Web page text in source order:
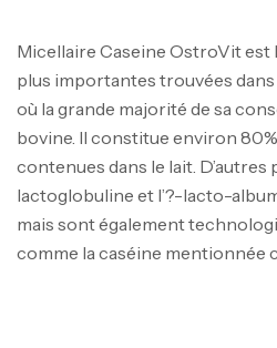
Micellaire Caseine OstroVit est
plus importantes trouvées dans
où la grande majorité de sa
bovine. Il constitue environ
contenues dans le lait.
lactoglobuline et l’?-lacto-
mais sont également
comme la caséine mentionnée